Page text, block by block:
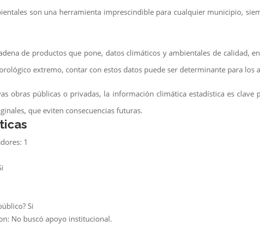
son una herramienta imprescindible para cualquier municipio,
de productos que pone, datos climáticos y ambientales de calidad,
extremo, contar con estos datos puede ser determinante para los
obras públicas o privadas, la información climática estadística es clave
que eviten consecuencias futuras.
1
Si
No buscó apoyo institucional.